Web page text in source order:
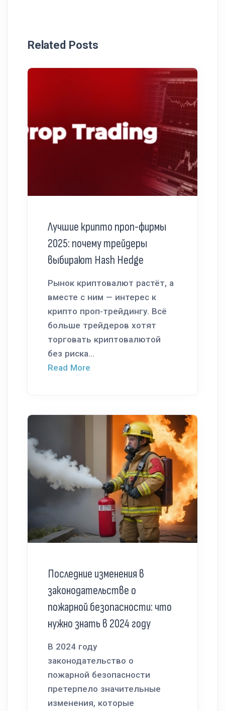
Related Posts
Лучшие крипто проп-фирмы
2025: почему трейдеры
выбирают Hash Hedge
Рынок криптовалют растёт, а
вместе с ним — интерес к
крипто проп-трейдингу. Всё
больше трейдеров хотят
торговать криптовалютой
без риска...
Read More
Последние изменения в
законодательстве о
пожарной безопасности: что
нужно знать в 2024 году
В 2024 году
законодательство о
пожарной безопасности
претерпело значительные
изменения, которые